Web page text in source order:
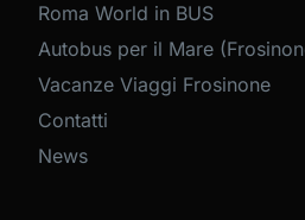
Roma World in BUS
Autobus per il Mare
Vacanze Viaggi Frosinone
Contatti
News